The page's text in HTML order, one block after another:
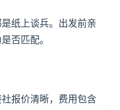
纸上谈兵。出发前亲
否匹配。
报价清晰，费用包含